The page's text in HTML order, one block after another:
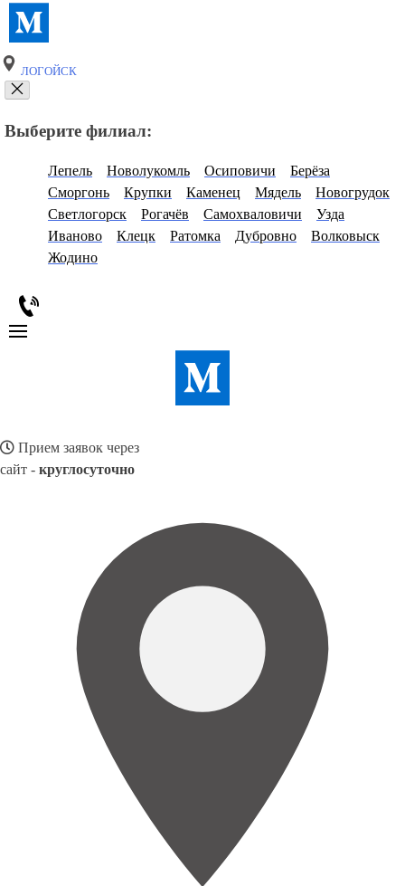
ЛОГОЙСК
Выберите филиал:
Лепель Новолукомль Осиповичи
Берёза
Сморгонь
Крупки Каменец Мядель
Новогрудок
Светлогорск
Рогачёв Самохваловичи
Узда
Иваново
Клецк Ратомка Дубровно
Волковыск
Жодино
Прием заявок через
сайт - круглосуточно